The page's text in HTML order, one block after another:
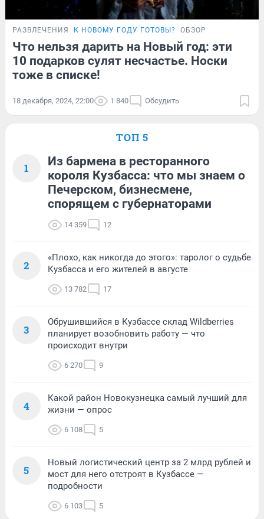
РАЗВЛЕЧЕНИЯ К НОВОМУ ГОДУ ГОТОВЫ? ОБЗОР
Что нельзя дарить на Новый год: эти
10 подарков сулят несчастье. Носки
тоже в списке!
18 декабря, 2024, 22:00 1 840 Обсудить
ТОП 5
1
Из бармена в ресторанного
короля Кузбасса: что мы знаем о
Печерском, бизнесмене,
спорящем с губернаторами
14 359 12
2
«Плохо, как никогда до этого»: таролог о судьбе
Кузбасса и его жителей в августе
13 782 17
3
Обрушившийся в Кузбассе склад Wildberries
планирует возобновить работу — что
происходит внутри
6 270 9
4
Какой район Новокузнецка самый лучший для
жизни — опрос
6 108 5
5
Новый логистический центр за 2 млрд рублей и
мост для него отстроят в Кузбассе —
подробности
6 103 5